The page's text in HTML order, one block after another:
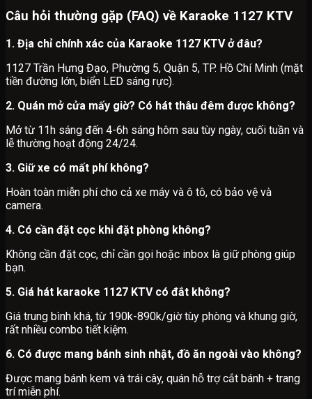
Câu hỏi thường gặp (FAQ) về Karaoke 1127 KTV
1. Địa chỉ chính xác của Karaoke 1127 KTV ở đâu?
1127 Trần Hưng Đạo, Phường 5, Quận 5, TP. Hồ Chí Minh (mặt
tiền đường lớn, biển LED sáng rực).
2. Quán mở cửa mấy giờ? Có hát thâu đêm được không?
Mở từ 11h sáng đến 4-6h sáng hôm sau tùy ngày, cuối tuần và
lễ thường hoạt động 24/24.
3. Giữ xe có mất phí không?
Hoàn toàn miễn phí cho cả xe máy và ô tô, có bảo vệ và
camera.
4. Có cần đặt cọc khi đặt phòng không?
Không cần đặt cọc, chỉ cần gọi hoặc inbox là giữ phòng giúp
bạn.
5. Giá hát karaoke 1127 KTV có đắt không?
Giá trung bình khá, từ 190k-890k/giờ tùy phòng và khung giờ,
rất nhiều combo tiết kiệm.
6. Có được mang bánh sinh nhật, đồ ăn ngoài vào không?
Được mang bánh kem và trái cây, quán hỗ trợ cắt bánh + trang
trí miễn phí.